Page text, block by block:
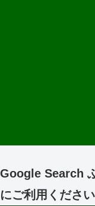
Google Search
にご利用ください